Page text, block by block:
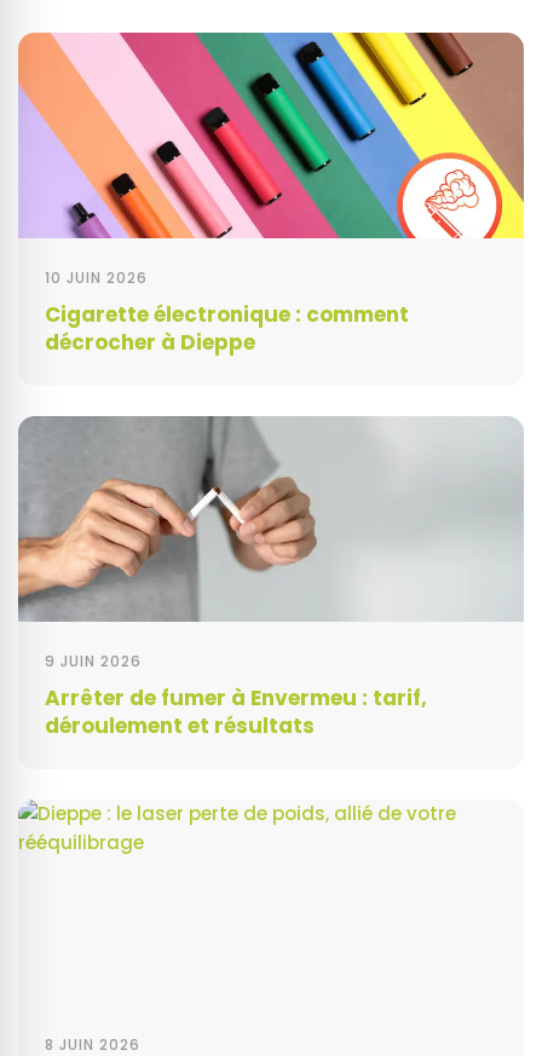
10 JUIN 2026
Cigarette électronique : comment
décrocher à Dieppe
9 JUIN 2026
Arrêter de fumer à Envermeu : tarif,
déroulement et résultats
8 JUIN 2026